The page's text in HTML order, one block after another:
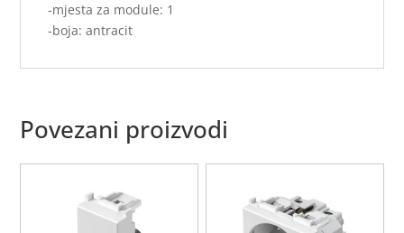
-mjesta za module: 1
-boja: antracit
Povezani proizvodi